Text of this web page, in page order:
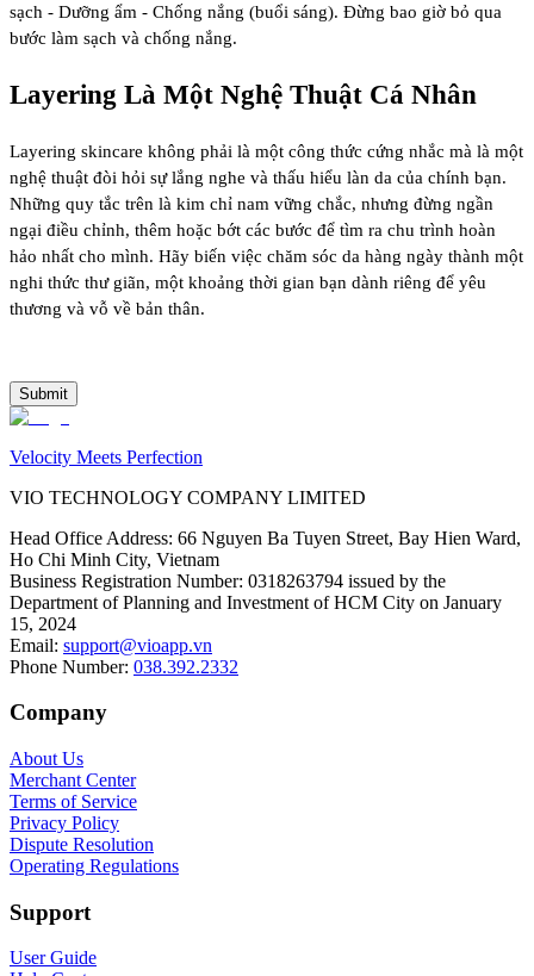
sạch - Dưỡng ẩm - Chống nắng (buổi sáng). Đừng bao giờ bỏ qua
bước làm sạch và chống nắng.
Layering Là Một Nghệ Thuật Cá Nhân
Layering skincare không phải là một công thức cứng nhắc mà là một
nghệ thuật đòi hỏi sự lắng nghe và thấu hiểu làn da của chính bạn.
Những quy tắc trên là kim chỉ nam vững chắc, nhưng đừng ngần
ngại điều chỉnh, thêm hoặc bớt các bước để tìm ra chu trình hoàn
hảo nhất cho mình. Hãy biến việc chăm sóc da hàng ngày thành một
nghi thức thư giãn, một khoảng thời gian bạn dành riêng để yêu
thương và vỗ về bản thân.
Submit
Velocity Meets Perfection
VIO TECHNOLOGY COMPANY LIMITED
Head Office Address: 66 Nguyen Ba Tuyen Street, Bay Hien Ward,
Ho Chi Minh City, Vietnam
Business Registration Number: 0318263794 issued by the
Department of Planning and Investment of HCM City on January
15, 2024
Email: support@vioapp.vn
Phone Number: 038.392.2332
Company
About Us
Merchant Center
Terms of Service
Privacy Policy
Dispute Resolution
Operating Regulations
Support
User Guide